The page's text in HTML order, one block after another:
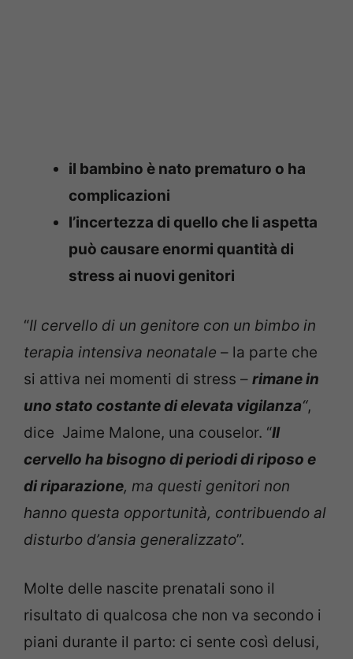
il bambino è nato prematuro o ha
complicazioni
l’incertezza di quello che li aspetta
può causare enormi quantità di
stress ai nuovi genitori
“Il cervello di un genitore con un bimbo in
terapia intensiva neonatale – la parte che
si attiva nei momenti di stress – rimane in
uno stato costante di elevata vigilanza“,
dice Jaime Malone, una couselor. “Il
cervello ha bisogno di periodi di riposo e
di riparazione, ma questi genitori non
hanno questa opportunità, contribuendo al
disturbo d’ansia generalizzato”.
Molte delle nascite prenatali sono il
risultato di qualcosa che non va secondo i
piani durante il parto: ci sente così delusi,